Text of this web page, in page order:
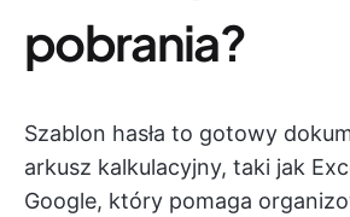
pobrania?
Szablon hasła to gotowy
arkusz kalkulacyjny, taki jak
Google, który pomaga